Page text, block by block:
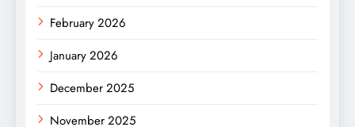
February 2026
January 2026
December 2025
November 2025